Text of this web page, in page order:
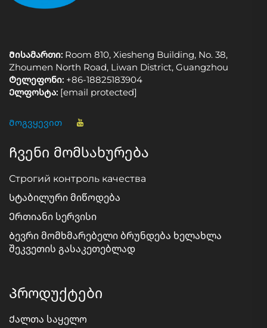
Მისამართი: Room 810, Xiesheng Building, No. 38,
Zhoumen North Road, Liwan District, Guangzhou
Ტელეფონი: +86-18825183904
Ელფოსტა: [email protected]
Მოგვყევით
Ჩვენი მომსახურება
Строгий контроль качества
Სტაბილური მიწოდება
Ერთიანი სერვისი
Ბევრი მომხმარებელი ბრუნდება ხელახლა
შეკვეთის გასაკეთებლად
Პროდუქტები
Ქალთა საყელო